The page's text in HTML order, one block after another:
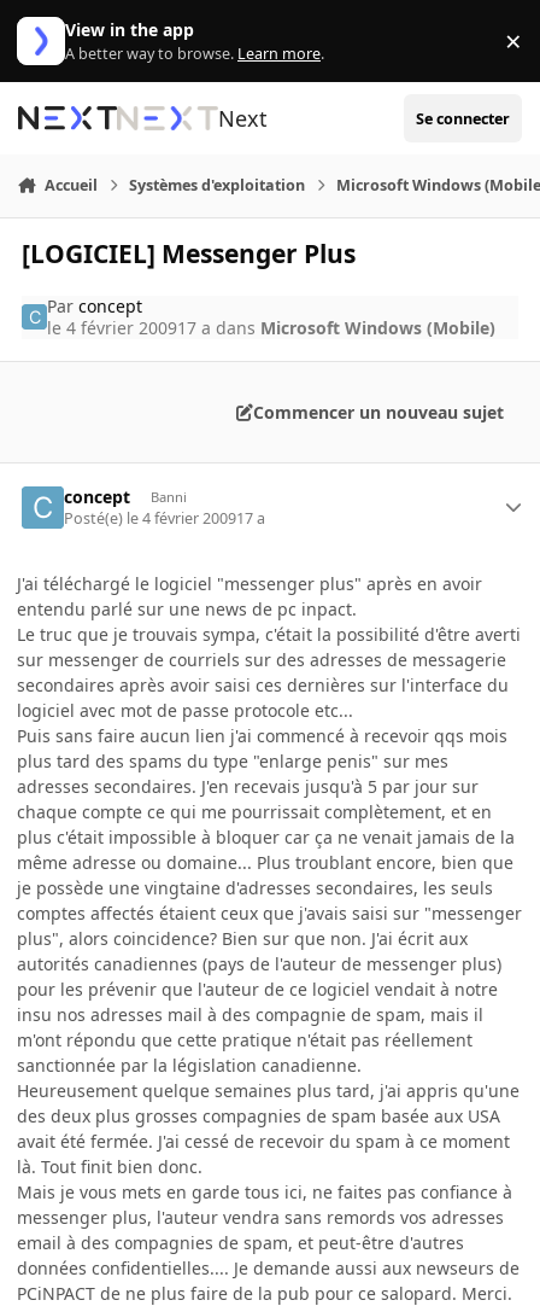
Aller au contenu
View in the app
A better way to browse. Learn more. ×
Next Se connecter
Accueil Systèmes d'exploitation Microsoft Windows
[LOGICIEL] Messenger Plus
Parconcept
le 4 février 200917 a dans Microsoft Windows (Mobile)
Commencer un nouveau sujet
concept Banni
Posté(e) le 4 février 200917 a
J'ai téléchargé le logiciel "messenger plus" après en avoir
entendu parlé sur une news de pc inpact.
Le truc que je trouvais sympa, c'était la possibilité d'être averti
sur messenger de courriels sur des adresses de messagerie
secondaires après avoir saisi ces dernières sur l'interface du
logiciel avec mot de passe protocole etc...
Puis sans faire aucun lien j'ai commencé à recevoir qqs mois
plus tard des spams du type "enlarge penis" sur mes
adresses secondaires. J'en recevais jusqu'à 5 par jour sur
chaque compte ce qui me pourrissait complètement, et en
plus c'était impossible à bloquer car ça ne venait jamais de la
même adresse ou domaine... Plus troublant encore, bien que
je possède une vingtaine d'adresses secondaires, les seuls
comptes affectés étaient ceux que j'avais saisi sur "messenger
plus", alors coincidence? Bien sur que non. J'ai écrit aux
autorités canadiennes (pays de l'auteur de messenger plus)
pour les prévenir que l'auteur de ce logiciel vendait à notre
insu nos adresses mail à des compagnie de spam, mais il
m'ont répondu que cette pratique n'était pas réellement
sanctionnée par la législation canadienne.
Heureusement quelque semaines plus tard, j'ai appris qu'une
des deux plus grosses compagnies de spam basée aux USA
avait été fermée. J'ai cessé de recevoir du spam à ce moment
là. Tout finit bien donc.
Mais je vous mets en garde tous ici, ne faites pas confiance à
messenger plus, l'auteur vendra sans remords vos adresses
email à des compagnies de spam, et peut-être d'autres
données confidentielles.... Je demande aussi aux newseurs de
PCiNPACT de ne plus faire de la pub pour ce salopard. Merci.